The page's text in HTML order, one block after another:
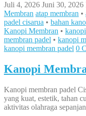
Juli 4, 2026 Juni 30, 2026
Membran atap membran •
padel cisarua • bahan
Kanopi Membran •
membran padel • kanopi
kanopi membran padel 0
Kanopi
Kanopi membran padel
yang kuat, estetik, tahan
aktivitas olahraga